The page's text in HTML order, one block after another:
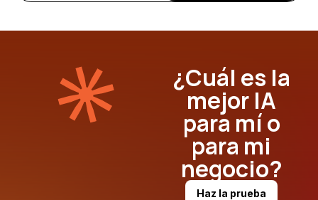
¿Cuál es la
mejor IA
para mí o
para mi
negocio?
Haz la prueba